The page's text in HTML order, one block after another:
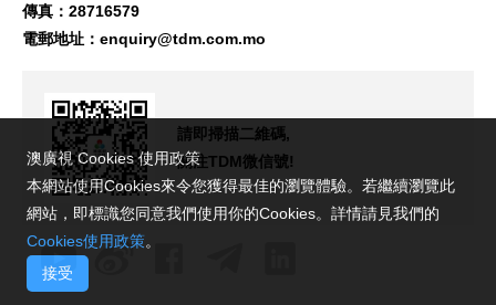
傳真：28716579
電郵地址： enquiry@tdm.com.mo
請即掃描二維碼,
關注TDM微信號!
澳廣視 Cookies 使用政策
本網站使用Cookies來令您獲得最佳的瀏覽體驗。若繼續瀏覽此
網站，即標識您同意我們使用你的Cookies。詳情請見我們的
Cookies使用政策。
接受